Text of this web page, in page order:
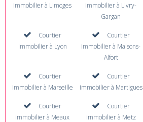
immobilier à Limoges
immobilier à Livry-
Gargan
Courtier
immobilier à Lyon
Courtier
immobilier à Maisons-
Alfort
Courtier
immobilier à Marseille
Courtier
immobilier à Martigues
Courtier
immobilier à Meaux
Courtier
immobilier à Metz